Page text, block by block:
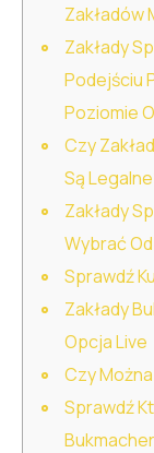
Zakładów
Zakłady
Podejściu
Poziomie
Czy
Są
Zakłady
Wybrać
Sprawdź
Zakłady
Opcja Live
Czy
Sprawdź